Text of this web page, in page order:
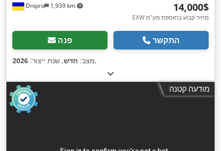
Dnipro 1,939 km ‏14,000 ‏$
EXW מחיר קבוע בתוספת מע"מ
פנה התקשר
מצב: חדש, שנת ייצור: 2026 ,
מודעה קטנה